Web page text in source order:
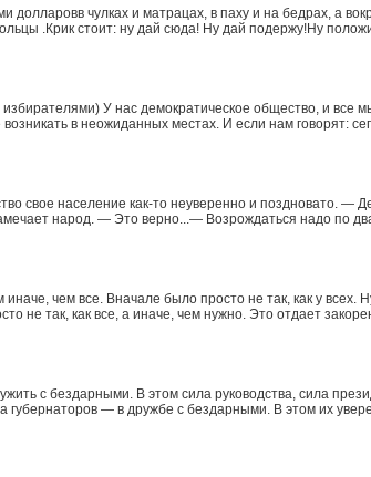
чулках и матрацах, в паху и на бедрах, а
.Крик стоит: ну дай сюда! Ну дай подержу!Ну
У нас демократическое общество, и все
в неожиданных местах. И если нам говорят:
свое население как-то неуверенно и поздновато. —
народ. — Это верно...— Возрождаться надо по
чем все. Вначале было просто не так, как у всех.
не так, как все, а иначе, чем нужно. Это отдает
с бездарными. В этом сила руководства, сила
губернаторов — в дружбе с бездарными. В этом их